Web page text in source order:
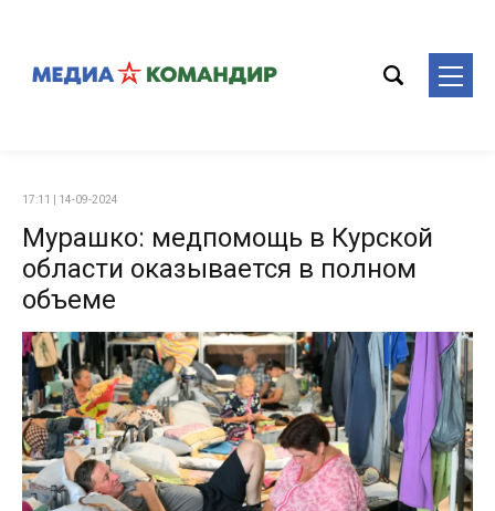
17:11 | 14-09-2024
Мурашко: медпомощь в Курской
области оказывается в полном
объеме